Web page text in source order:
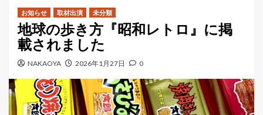
お知らせ 取材出演 未分類
地球の歩き方『昭和レトロ』に掲
載されました
NAKAOYA 2026年1月27日 0